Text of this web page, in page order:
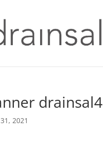
drainsal4
2021